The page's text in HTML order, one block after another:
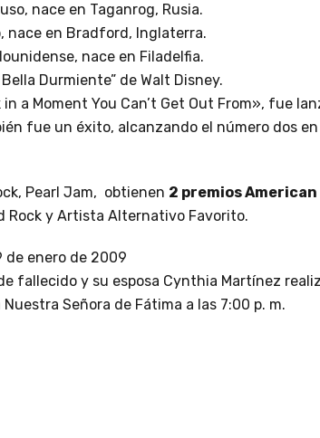
nace en Taganrog, Rusia.
nace en Bradford, Inglaterra.
nace en Filadelfia.
Durmiente” de Walt Disney.
a Moment You Can’t Get Out From», fue
fue un éxito, alcanzando el número dos
Pearl Jam, obtienen 2 premios American
Rock y Artista Alternativo Favorito.
de enero de 2009
fallecido y su esposa Cynthia Martínez
Señora de Fátima a las 7:00 p. m.